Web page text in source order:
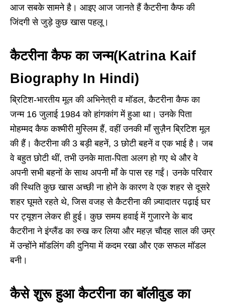
आज सबके सामने है। आइए आज जानते हैं कैटरीना कैफ की
जिंदगी से जुड़े कुछ खास पहलू।
कैटरीना कैफ का जन्म(Katrina Kaif
Biography In Hindi)
ब्रिटिश-भारतीय मूल की अभिनेत्री व मॉडल, कैटरीना कैफ का
जन्म 16 जुलाई 1984 को हांगकांग में हुआ था। उनके पिता
मोहम्मद कैफ कश्मीरी मुस्लिम हैं, वहीं उनकी माँ सुज़ैन ब्रिटिश मूल
की हैं। कैटरीना की 3 बड़ी बहनें, 3 छोटी बहनें व एक भाई है। जब
वे बहुत छोटी थीं, तभी उनके माता-पिता अलग हो गए थे और वे
अपनी सभी बहनों के साथ अपनी माँ के पास रह गईं। उनके परिवार
की स्थिति कुछ खास अच्छी ना होने के कारण वे एक शहर से दूसरे
शहर घूमते रहते थे, जिस वजह से कैटरीना की ज़्यादातर पढ़ाई घर
पर ट्यूशन लेकर ही हुई। कुछ समय हवाई में गुजारने के बाद
कैटरीना ने इंग्लैंड का रुख कर लिया और महज़ चौदह साल की उम्र
में उन्होंने मॉडलिंग की दुनिया में कदम रखा और एक सफल मॉडल
बनी।
कैसे शुरू हुआ कैटरीना का बॉलीवुड का